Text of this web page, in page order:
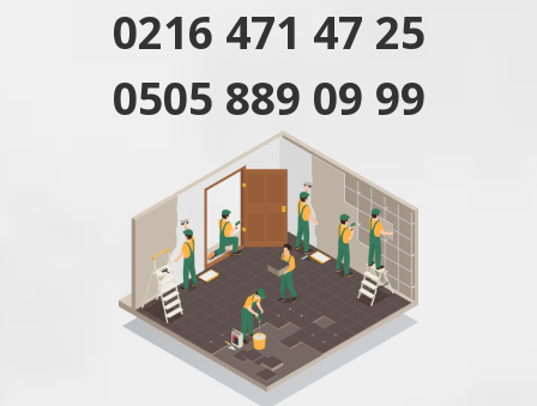
0216 471 47 25
0505 889 09 99